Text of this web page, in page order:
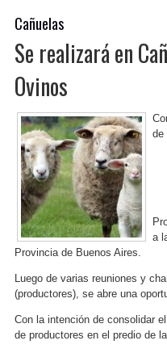
Cañuelas
Se realizará en
Ovinos
de
a
Provincia de Buenos Aires.
Luego de varias reuniones y
(productores), se abre una
Con la intención de consolidar
de productores en el predio de